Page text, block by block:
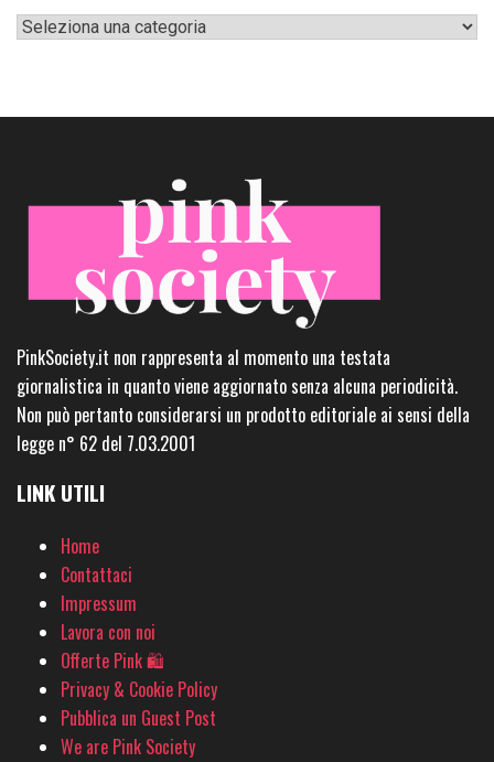
Categorie
PinkSociety.it non rappresenta al momento una testata
giornalistica in quanto viene aggiornato senza alcuna periodicità.
Non può pertanto considerarsi un prodotto editoriale ai sensi della
legge n° 62 del 7.03.2001
LINK UTILI
Home
Contattaci
Impressum
Lavora con noi
Offerte Pink 🛍
Privacy & Cookie Policy
Pubblica un Guest Post
We are Pink Society